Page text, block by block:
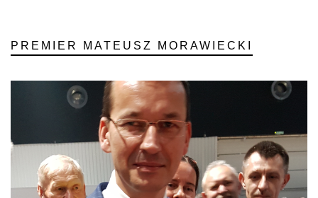
PREMIER MATEUSZ MORAWIECKI